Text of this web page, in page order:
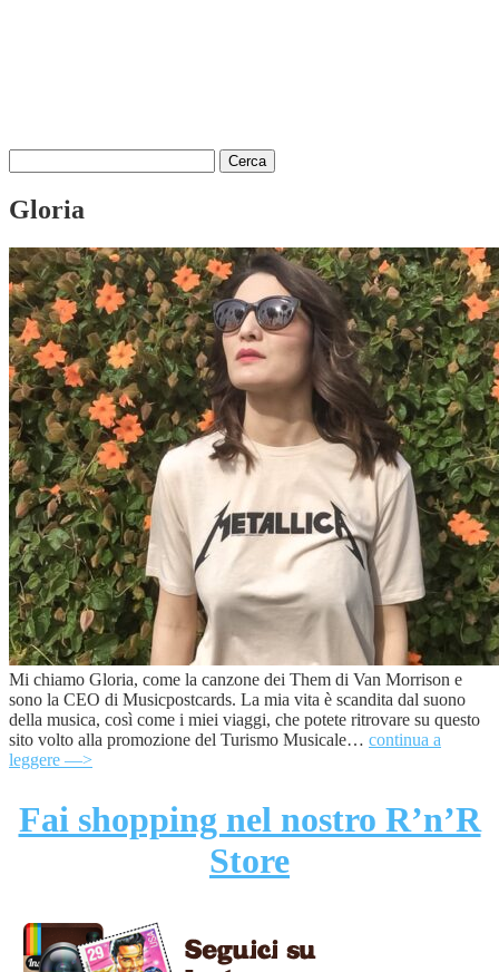
per:
Gloria
Mi chiamo Gloria, come la canzone dei Them di Van Morrison e
sono la CEO di Musicpostcards. La mia vita è scandita dal suono
della musica, così come i miei viaggi, che potete ritrovare su questo
sito volto alla promozione del Turismo Musicale… continua a
leggere —>
Fai shopping nel nostro R’n’R
Store